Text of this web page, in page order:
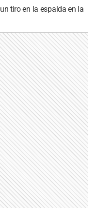
tiro en la espalda en la